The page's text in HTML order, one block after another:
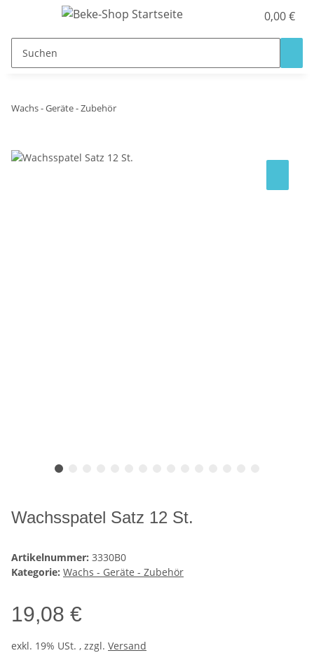
0,00 €
Wachs - Geräte - Zubehör
Wachsspatel Satz 12 St.
Artikelnummer: 3330B0
Kategorie: Wachs - Geräte - Zubehör
19,08 €
exkl. 19% USt. , zzgl. Versand